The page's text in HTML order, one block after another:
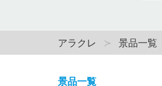
アラクレ 景品一覧
景品一覧